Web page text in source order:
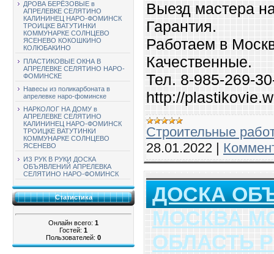
ДРОВА БЕРЁЗОВЫЕ в
АПРЕЛЕВКЕ СЕЛЯТИНО
КАЛИНИНЕЦ НАРО-ФОМИНСК
ТРОИЦКЕ ВАТУТИНКИ
КОММУНАРКЕ СОЛНЦЕВО
ЯСЕНЕВО КОКОШКИНО
КОЛЮБАКИНО
ПЛАСТИКОВЫЕ ОКНА В
АПРЕЛЕВКЕ СЕЛЯТИНО НАРО-
ФОМИНСКЕ
Навесы из поликарбоната в
апрелевке наро-фоминске
НАРКОЛОГ НА ДОМУ в
АПРЕЛЕВКЕ СЕЛЯТИНО
КАЛИНИНЕЦ НАРО-ФОМИНСК
ТРОИЦКЕ ВАТУТИНКИ
КОММУНАРКЕ СОЛНЦЕВО
ЯСЕНЕВО
ИЗ РУК В РУКИ ДОСКА
ОБЪЯВЛЕНИЙ АПРЕЛЕВКА
СЕЛЯТИНО НАРО-ФОМИНСК
Статистика
Онлайн всего: 1
Гостей: 1
Пользователей: 0
Выезд мастера
Гарантия.
Работаем в
Качественные.
Тел. 8-985-269-
http://
Строительные
28.01.2022 |
ДОСКА
МОСКВА
ОБЛАСТЬ